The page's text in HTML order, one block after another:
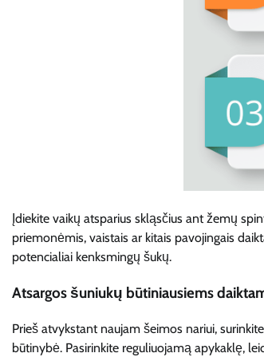
Įdiekite vaikų atsparius skląsčius ant žemų
priemonėmis, vaistais ar kitais pavojingais
potencialiai kenksmingų šukų.
Atsargos šuniukų būtiniausiems
Prieš atvykstant naujam šeimos nariui,
būtinybė. Pasirinkite reguliuojamą apykaklę,